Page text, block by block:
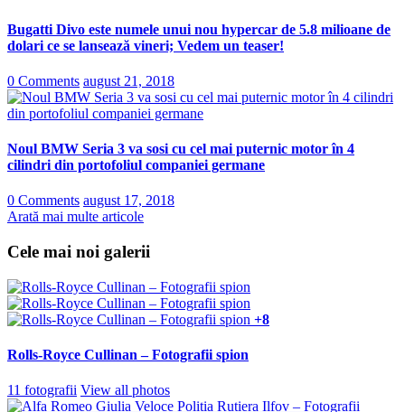
Bugatti Divo este numele unui nou hypercar de 5.8 milioane de
dolari ce se lansează vineri; Vedem un teaser!
0 Comments august 21, 2018
Noul BMW Seria 3 va sosi cu cel mai puternic motor în 4
cilindri din portofoliul companiei germane
0 Comments august 17, 2018
Arată mai multe articole
Cele mai noi galerii
+8
Rolls-Royce Cullinan – Fotografii spion
11 fotografii View all photos